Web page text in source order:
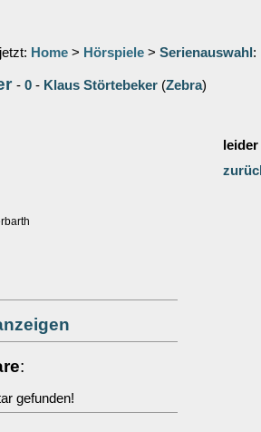
Home > Hörspiele > Serienauswahl :
- 0 - Klaus Störtebeker (Zebra)
:
gefunden!